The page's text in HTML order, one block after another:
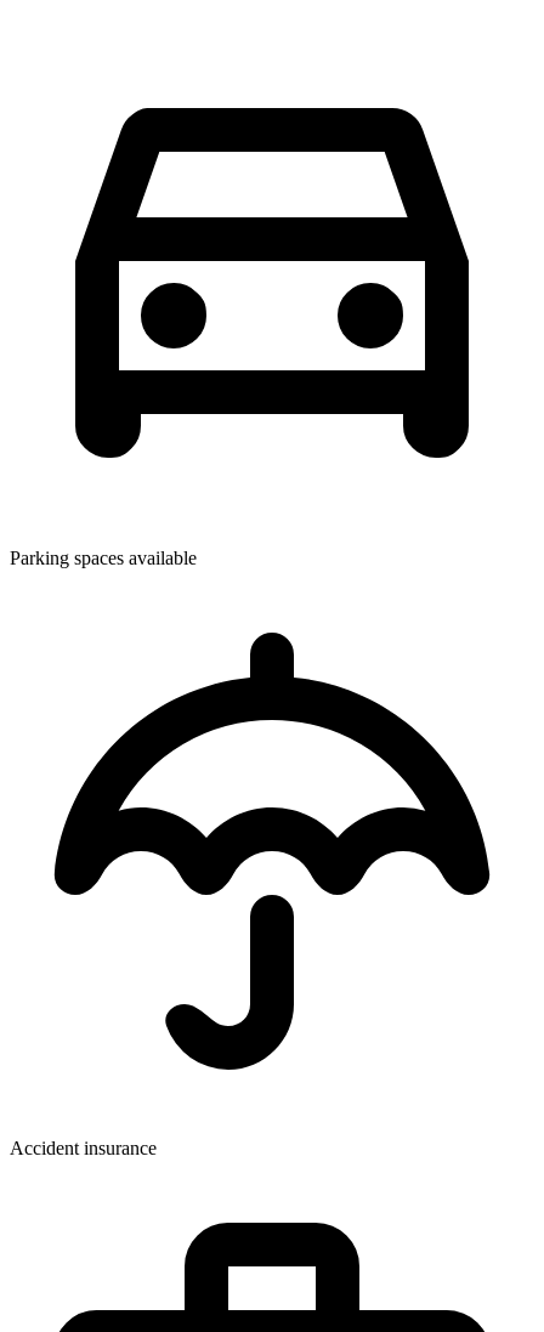
Parking spaces available
Accident insurance